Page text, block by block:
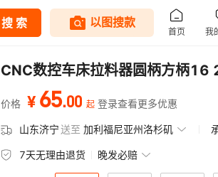
CNC数控车床拉料器圆柄方柄
价格 ¥ 65.00 起 登录查看更多优惠
山东济宁送至 加利福尼亚州洛杉矶
7天无理由退货 晚发必赔